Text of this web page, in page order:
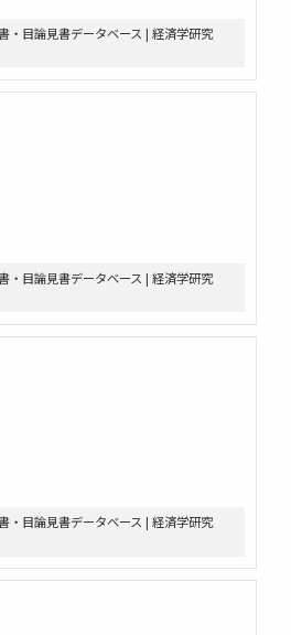
・目論見書データベース | 経済学研究
・目論見書データベース | 経済学研究
・目論見書データベース | 経済学研究